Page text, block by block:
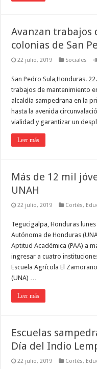
Avanzan trabajos
colonias de San
22 julio, 2019 Sociales
San Pedro Sula,Honduras.
trabajos de mantenimiento
alcaldía sampedrana en la
hasta la avenida
vialidad y garantizar un
Leer más
Más de 12 mil
UNAH
22 julio, 2019 Cortés,
Tegucigalpa, Honduras
Autónoma de Honduras
Aptitud Académica (PAA) a
ingresar a cuatro
Escuela Agrícola El
(UNA) …
Leer más
Escuelas
Día del Indio
22 julio, 2019 Cortés,